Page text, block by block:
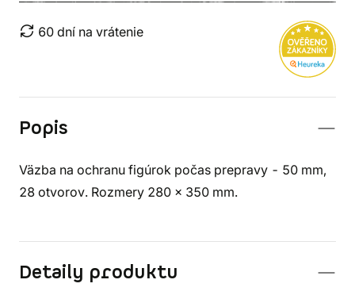
60 dní na vrátenie
Popis
Väzba na ochranu figúrok počas prepravy - 50 mm,
28 otvorov. Rozmery 280 x 350 mm.
Detaily produktu